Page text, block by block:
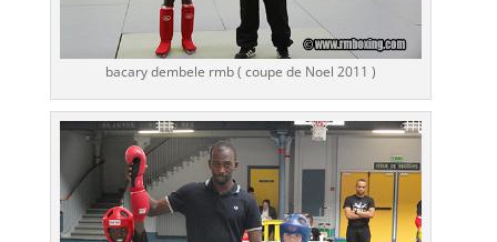
bacary dembele rmb ( coupe de Noel 2011 )